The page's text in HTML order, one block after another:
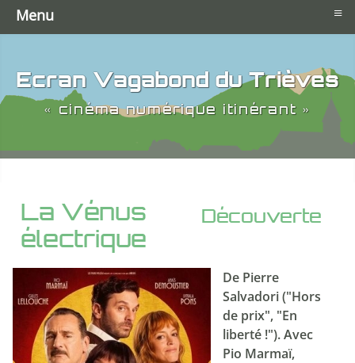
Ecran Vagabond du Trièves
« cinéma numérique itinérant »
Découverte
La Vénus
électrique
De Pierre
Salvadori ("Hors
de prix", "En
liberté !"). Avec
Pio Marmaï,
Menu ≡